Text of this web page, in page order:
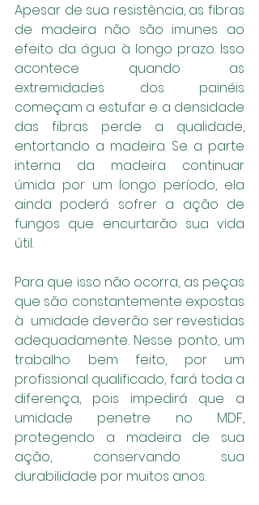
Apesar de sua resistência, as fibras
de madeira não são imunes ao
efeito da água à longo prazo. Isso
acontece quando as
extremidades dos painéis
começam a estufar e a densidade
das fibras perde a qualidade,
entortando a madeira. Se a parte
interna da madeira continuar
úmida por um longo período, ela
ainda poderá sofrer a ação de
fungos que encurtarão sua vida
útil.
Para que isso não ocorra, as peças
que são constantemente expostas
à  umidade deverão ser revestidas
adequadamente. Nesse ponto, um
trabalho bem feito, por um
profissional qualificado, fará toda a
diferença, pois impedirá que a
umidade penetre no MDF,
protegendo a madeira de sua
ação, conservando sua
durabilidade por muitos anos.